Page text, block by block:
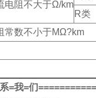
电阻不大于Ω/km
R类
常数不小于MΩ?km
=我=们